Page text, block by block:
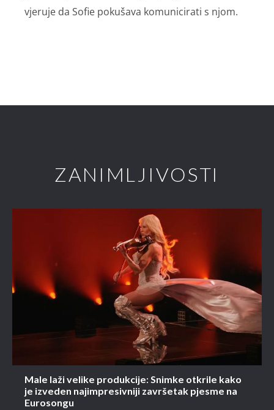
vjeruje da Sofie pokušava komunicirati s njom.
ZANIMLJIVOSTI
Male laži velike produkcije: Snimke otkrile kako
je izveden najimpresivniji završetak pjesme na
Eurosongu